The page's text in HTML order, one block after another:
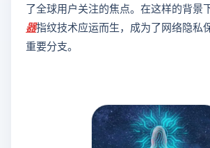
了全球用户关注的焦点。在这样的背景下
器指纹技术应运而生，成为了网络隐私
重要分支。